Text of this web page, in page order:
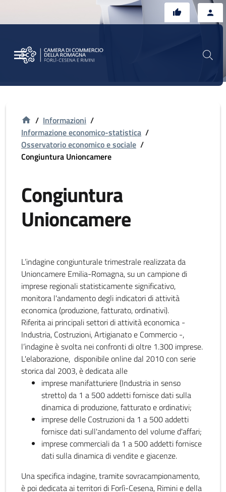
/ Informazioni /
Informazione economico-statistica /
Osservatorio economico e sociale /
Congiuntura Unioncamere
Congiuntura
Unioncamere
L’indagine congiunturale trimestrale realizzata da
Unioncamere Emilia-Romagna, su un campione di
imprese regionali statisticamente significativo,
monitora l'andamento degli indicatori di attività
economica (produzione, fatturato, ordinativi).
Riferita ai principali settori di attività economica -
Industria, Costruzioni, Artigianato e Commercio -,
l’indagine è svolta nei confronti di oltre 1.300 imprese.
L'elaborazione, disponibile online dal 2010 con serie
storica dal 2003, è dedicata alle
imprese manifatturiere (Industria in senso
stretto) da 1 a 500 addetti fornisce dati sulla
dinamica di produzione, fatturato e ordinativi;
imprese delle Costruzioni da 1 a 500 addetti
fornisce dati sull'andamento del volume d'affari;
imprese commerciali da 1 a 500 addetti fornisce
dati sulla dinamica di vendite e giacenze.
Una specifica indagine, tramite sovracampionamento,
è poi dedicata ai territori di Forlì-Cesena, Rimini e della